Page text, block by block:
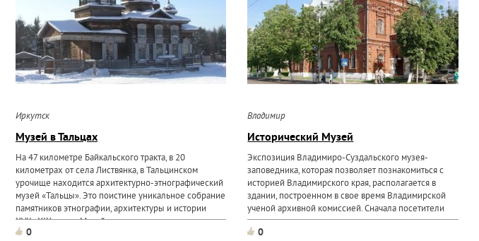
Иркутск
Музей в Тальцах
На 47 километре Байкальского тракта, в 20
километрах от села Листвянка, в Тальцинском
урочище находится архитектурно-этнографический
музей «Тальцы». Это поистине уникальное собрание
памятников этнографии, архитектуры и истории
XVII–XIX веков. Музей расположен на живописном
берегу...
0
Владимир
Исторический Музей
Экспозиция Владимиро-Суздальского музея-
заповедника, которая позволяет познакомиться с
историей Владимирского края, располагается в
здании, построенном в свое время Владимирской
ученой архивной комиссией. Сначала посетители
музея слушают рассказ о стоянке древнего
человека, Сунгирь, которую в...
0